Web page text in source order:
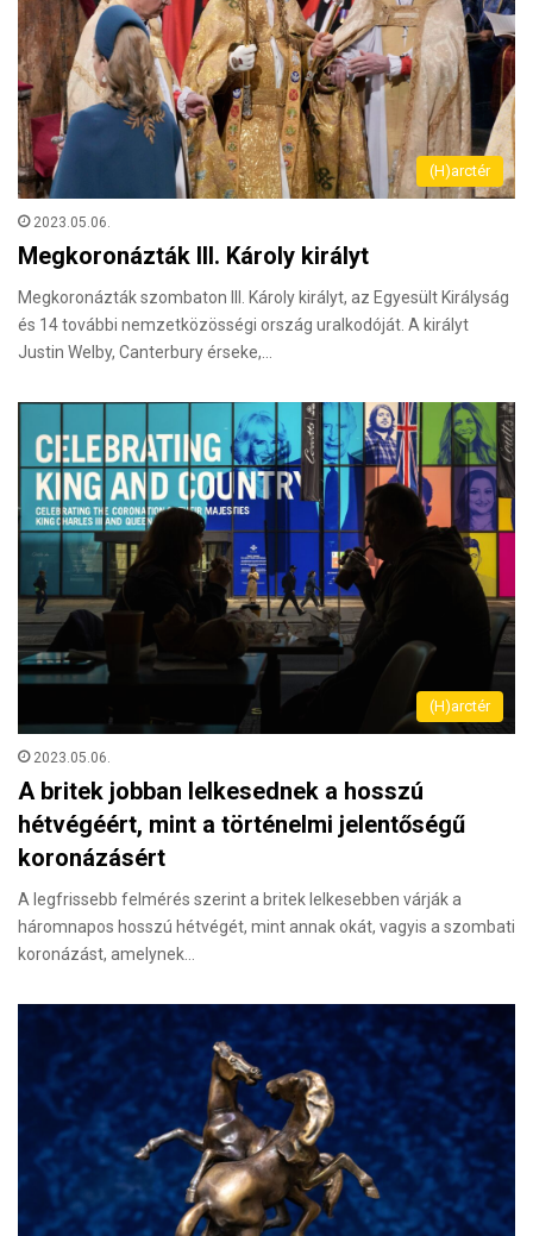
(H)arctér
2023.05.06.
Megkoronázták III. Károly királyt
Megkoronázták szombaton III. Károly királyt, az Egyesült Királyság
és 14 további nemzetközösségi ország uralkodóját. A királyt
Justin Welby, Canterbury érseke,…
(H)arctér
2023.05.06.
A britek jobban lelkesednek a hosszú
hétvégéért, mint a történelmi jelentőségű
koronázásért
A legfrissebb felmérés szerint a britek lelkesebben várják a
háromnapos hosszú hétvégét, mint annak okát, vagyis a szombati
koronázást, amelynek…